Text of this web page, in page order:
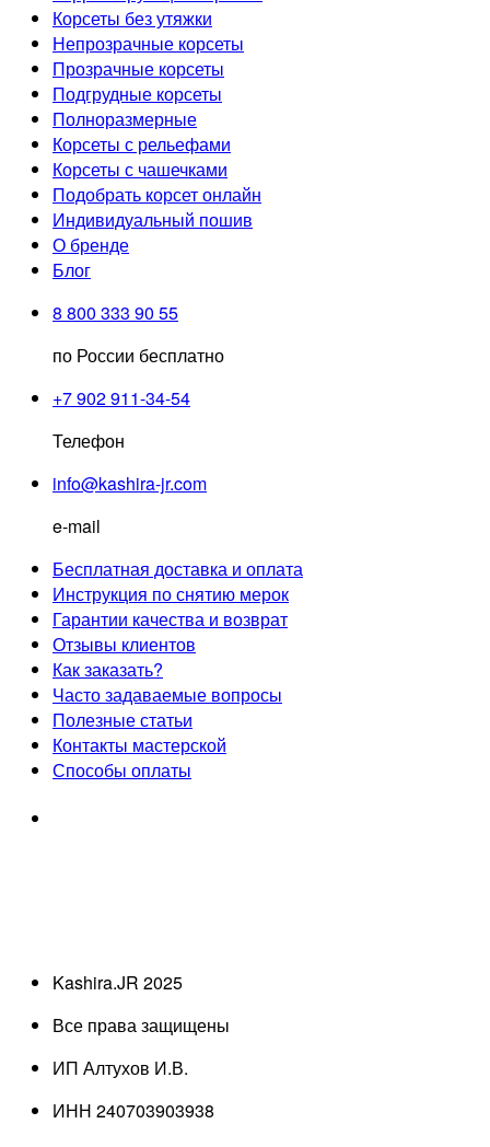
Корсеты без утяжки
Непрозрачные корсеты
Прозрачные корсеты
Подгрудные корсеты
Полноразмерные
Корсеты с рельефами
Корсеты с чашечками
Подобрать корсет онлайн
Индивидуальный пошив
О бренде
Блог
8 800 333 90 55
по России бесплатно
+7 902 911-34-54
Телефон
info@kashira-jr.com
e-mail
Бесплатная доставка и оплата
Инструкция по снятию мерок
Гарантии качества и возврат
Отзывы клиентов
Как заказать?
Часто задаваемые вопросы
Полезные статьи
Контакты мастерской
Способы оплаты
Kashira.JR 2025
Все права защищены
ИП Алтухов И.В.
ИНН 240703903938